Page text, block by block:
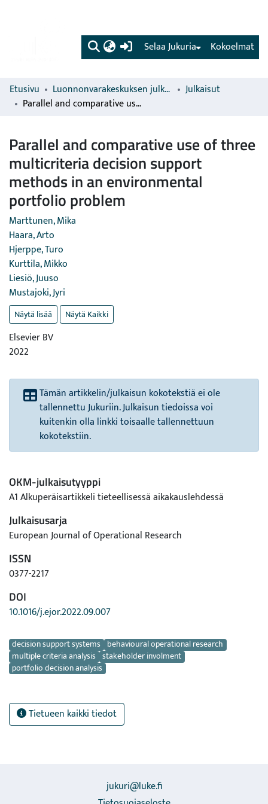
(current) Kokoelmat
Selaa Jukuria
Etusivu Luonnonvarakeskuksen julkaisut
Julkaisut
Parallel and comparative use of three multicriteria decision support methods in an environmental portfolio problem
Parallel and comparative use of three
multicriteria decision support
methods in an environmental
portfolio problem
Marttunen, Mika
Haara, Arto
Hjerppe, Turo
Kurttila, Mikko
Liesiö, Juuso
Mustajoki, Jyri
Näytä lisää Näytä Kaikki
Elsevier BV
2022
Tämän artikkelin/julkaisun kokotekstiä ei ole
tallennettu Jukuriin. Julkaisun tiedoissa voi
kuitenkin olla linkki toisaalle tallennettuun
kokotekstiin.
OKM-julkaisutyyppi
A1 Alkuperäisartikkeli tieteellisessä aikakauslehdessä
Julkaisusarja
European Journal of Operational Research
ISSN
0377-2217
DOI
10.1016/j.ejor.2022.09.007
Avainsanat
decision support systems behavioural operational research
multiple criteria analysis stakeholder involment
portfolio decision analysis
Tietueen kaikki tiedot
jukuri@luke.fi